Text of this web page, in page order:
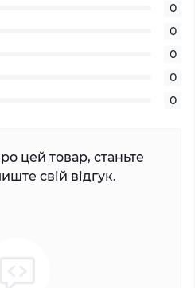
0
0
0
0
0
цей товар, станьте
свій відгук.